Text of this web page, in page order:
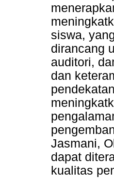
siswa,
dirancang
auditori,
dan
Jasmani,
dapat
kualitas